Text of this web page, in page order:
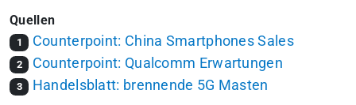
Quellen
1 Counterpoint: China Smartphones Sales
2 Counterpoint: Qualcomm Erwartungen
3 Handelsblatt: brennende 5G Masten